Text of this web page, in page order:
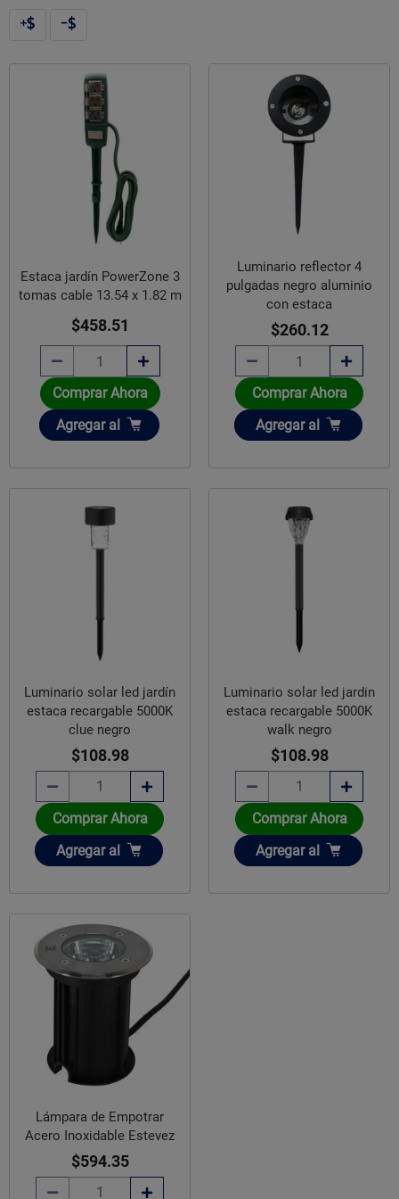
Estaca jardín PowerZone 3
tomas cable 13.54 x 1.82 m
$458.51
Comprar Ahora
Añadir
Agregar al
Luminario reflector 4
pulgadas negro aluminio
con estaca
$260.12
Comprar Ahora
Añadir
Agregar al
Luminario solar led jardín
estaca recargable 5000K
clue negro
$108.98
Comprar Ahora
Añadir
Agregar al
Luminario solar led jardin
estaca recargable 5000K
walk negro
$108.98
Comprar Ahora
Añadir
Agregar al
Lámpara de Empotrar
Acero Inoxidable Estevez
$594.35